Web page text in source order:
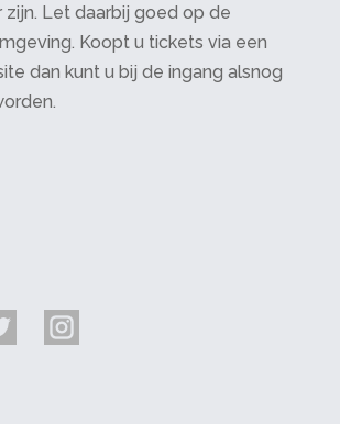
Let daarbij goed op de
Koopt u tickets via een
dan kunt u bij de ingang alsnog